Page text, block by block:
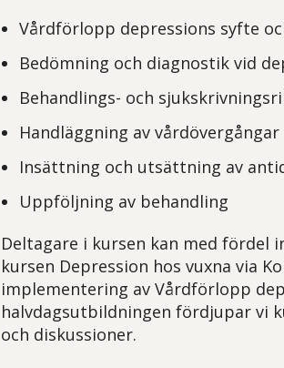
Vårdförlopp depressions syfte
Bedömning och diagnostik vid
Behandlings- och
Handläggning av vårdövergångar
Insättning och utsättning av
Uppföljning av behandling
Deltagare i kursen kan med
kursen Depression hos vuxna via
implementering av Vårdförlopp
halvdagsutbildningen fördjupar vi
och diskussioner.